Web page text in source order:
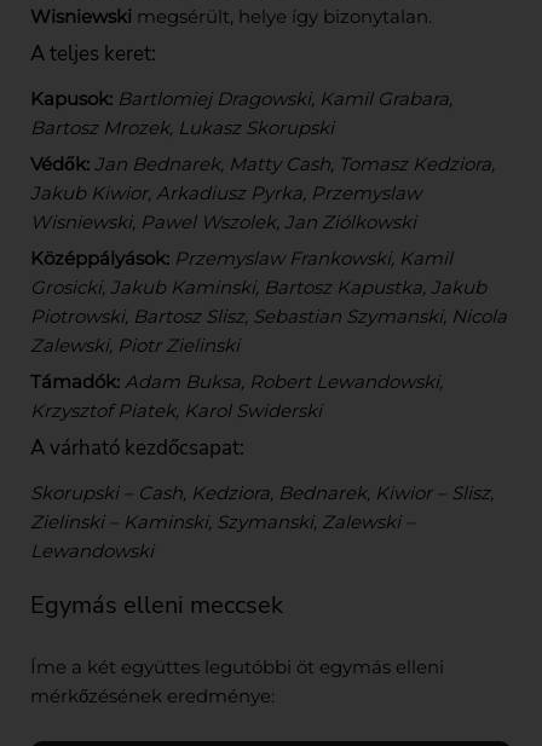
Wisniewski megsérült, helye így bizonytalan.
A teljes keret:
Kapusok: Bartlomiej Dragowski, Kamil Grabara,
Bartosz Mrozek, Lukasz Skorupski
Védők: Jan Bednarek, Matty Cash, Tomasz Kedziora,
Jakub Kiwior, Arkadiusz Pyrka, Przemyslaw
Wisniewski, Pawel Wszolek, Jan Ziólkowski
Középpályások: Przemyslaw Frankowski, Kamil
Grosicki, Jakub Kaminski, Bartosz Kapustka, Jakub
Piotrowski, Bartosz Slisz, Sebastian Szymanski, Nicola
Zalewski, Piotr Zielinski
Támadók: Adam Buksa, Robert Lewandowski,
Krzysztof Piatek, Karol Swiderski
A várható kezdőcsapat:
Skorupski – Cash, Kedziora, Bednarek, Kiwior – Slisz,
Zielinski – Kaminski, Szymanski, Zalewski –
Lewandowski
Egymás elleni meccsek
Íme a két együttes legutóbbi öt egymás elleni
mérkőzésének eredménye: